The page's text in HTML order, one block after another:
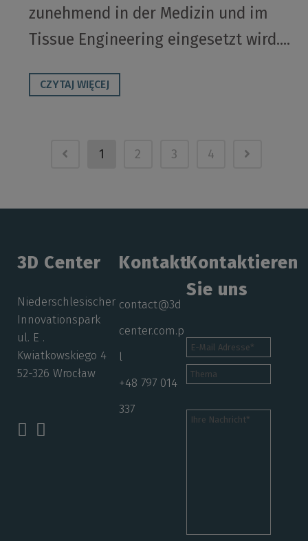
zunehmend in der Medizin und im
Tissue Engineering eingesetzt wird....
CZYTAJ WIĘCEJ
1 2 3 4
3D Center
Niederschlesischer
Innovationspark
ul. E .
Kwiatkowskiego 4
52-326 Wrocław
Kontakt
contact@3d
center.com.p
l
+48 797 014
337
Kontaktieren
Sie uns